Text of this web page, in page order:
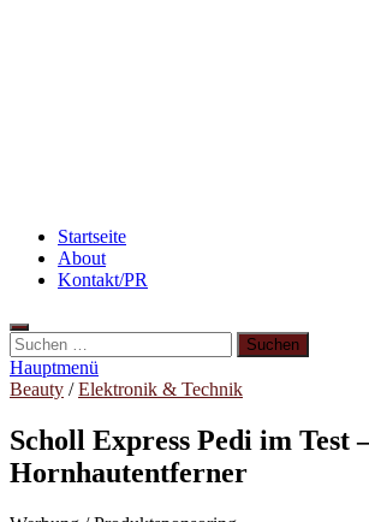
Startseite
About
Kontakt/PR
Suchen
nach:
Hauptmenü
Beauty /Elektronik & Technik
Scholl Express Pedi im Test
Hornhautentferner